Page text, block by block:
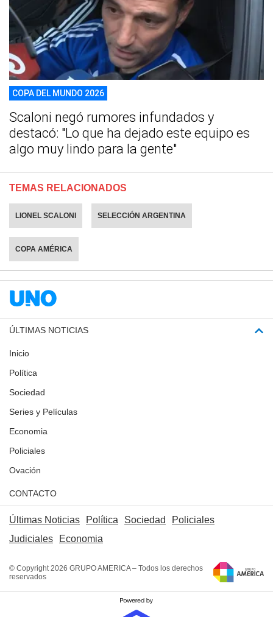
COPA DEL MUNDO 2026
Scaloni negó rumores infundados y
destacó: "Lo que ha dejado este equipo es
algo muy lindo para la gente"
TEMAS RELACIONADOS
LIONEL SCALONI SELECCIÓN ARGENTINA
COPA AMÉRICA
ÚLTIMAS NOTICIAS
Inicio
Política
Sociedad
Series y Películas
Economia
Policiales
Ovación
CONTACTO
Últimas Noticias Política Sociedad
Policiales
Judiciales
Economia
© Copyright 2026 GRUPO AMERICA – Todos los derechos
reservados